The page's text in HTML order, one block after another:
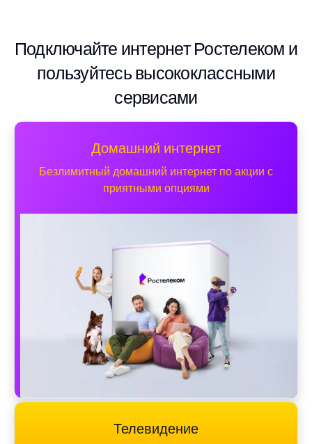
Подключайте интернет Ростелеком и
пользуйтесь высококлассными
сервисами
Домашний интернет
Безлимитный домашний интернет по акции с
приятными опциями
Телевидение